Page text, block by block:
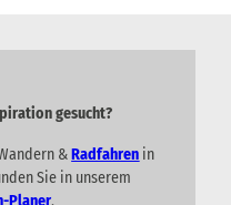
gesucht?
&Radfahren in
Sie in unserem
Planer.